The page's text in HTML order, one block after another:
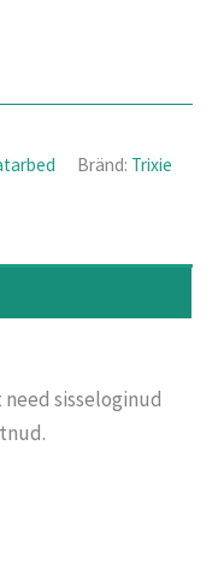
Bränd: Trixie
sisseloginud